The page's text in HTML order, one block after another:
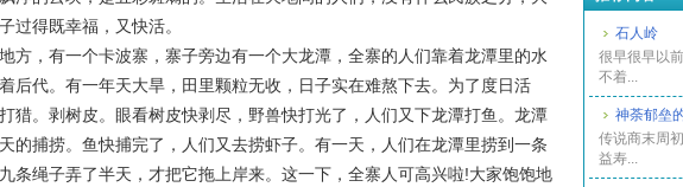
过得既幸福，又快活。
，有一个卡波寨，寨子旁边有一个大龙潭，全寨的人们靠着龙潭里的水
后代。有一年天大旱，田里颗粒无收，日子实在难熬下去。为了度日活
猎。剥树皮。眼看树皮快剥尽，野兽快打光了，人们又下龙潭打鱼。龙潭
的捕捞。鱼快捕完了，人们又去捞虾子。有一天，人们在龙潭里捞到一条
条绳子弄了半天，才把它拖上岸来。这一下，全寨人可高兴啦!大家饱饱地
石人岭
很早很早以
不着...
神荼郁垒
传说商末周
益寿...